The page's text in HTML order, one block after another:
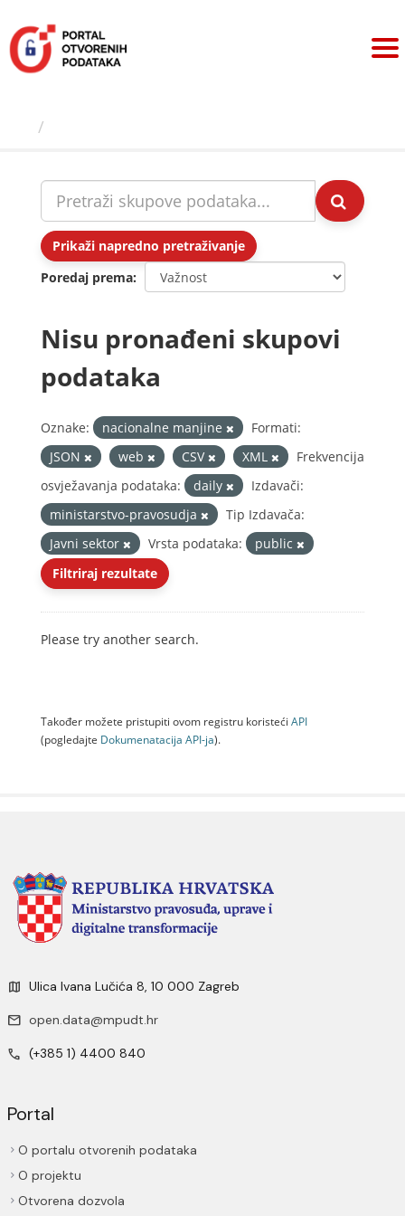
sadržaj
Prikaži napredno pretraživanje
Poredaj prema
Nisu pronađeni skupovi
podataka
Oznake: nacionalne manjine
Formati:
JSON
web CSV XML
Frekvencija
osvježavanja podataka:
daily
Izdavači:
ministarstvo-pravosudja
Tip Izdavača:
Javni sektor
Vrsta podataka:
public
Filtriraj rezultate
Please try another search.
Također možete pristupiti ovom registru koristeći API
(pogledajte Dokumenаtаcijа API-jа).